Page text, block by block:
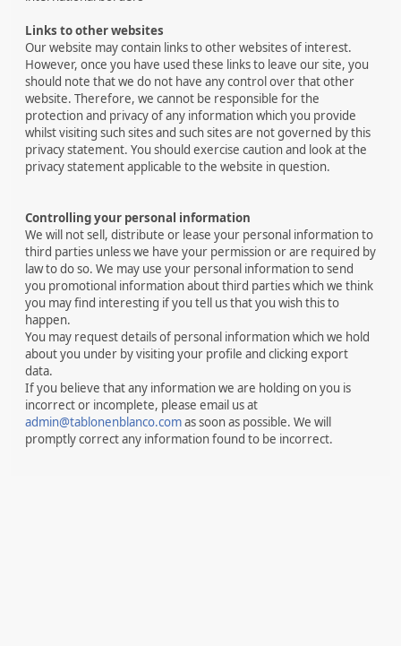
Links to other websites
Our website may contain links to other websites of interest.
However, once you have used these links to leave our site, you
should note that we do not have any control over that other
website. Therefore, we cannot be responsible for the
protection and privacy of any information which you provide
whilst visiting such sites and such sites are not governed by this
privacy statement. You should exercise caution and look at the
privacy statement applicable to the website in question.
Controlling your personal information
We will not sell, distribute or lease your personal information to
third parties unless we have your permission or are required by
law to do so. We may use your personal information to send
you promotional information about third parties which we think
you may find interesting if you tell us that you wish this to
happen.
You may request details of personal information which we hold
about you under by visiting your profile and clicking export
data.
If you believe that any information we are holding on you is
incorrect or incomplete, please email us at
admin@tablonenblanco.comas soon as possible. We will
promptly correct any information found to be incorrect.